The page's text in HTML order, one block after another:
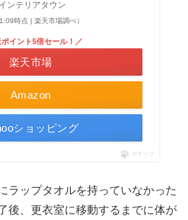
ンテリアタウン
時点 | 楽天市場調べ）
Amazon
ポイント5倍セール！／
楽天市場
ショッピング
ポチップ
ラップタオルを持っていなかった
後、更衣室に移動するまでに体が